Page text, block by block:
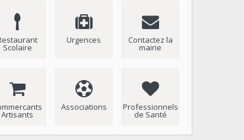
Scolaire
Urgences Contactez la
mairie
Artisants
Associations Professionnels
de Santé